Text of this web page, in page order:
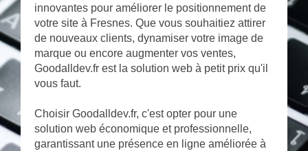
innovantes pour améliorer le positionnement de
votre site à Fresnes. Que vous souhaitiez attirer
de nouveaux clients, dynamiser votre image de
marque ou encore augmenter vos ventes,
Goodalldev.fr est la solution web à petit prix qu'il
vous faut.
Choisir Goodalldev.fr, c'est opter pour une
solution web économique et professionnelle,
garantissant une présence en ligne améliorée à